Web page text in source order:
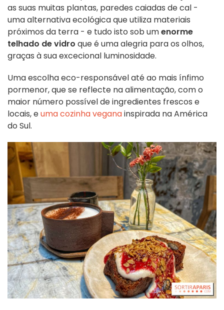
as suas muitas plantas, paredes caiadas de cal -
uma alternativa ecológica que utiliza materiais
próximos da terra - e tudo isto sob umenorme
telhado de vidro que é uma alegria para os olhos,
graças à sua excecional luminosidade.
Uma escolha eco-responsável até ao mais ínfimo
pormenor, que se reflecte na alimentação, com o
maior número possível de ingredientes frescos e
locais, euma cozinha veganainspirada na América
do Sul.